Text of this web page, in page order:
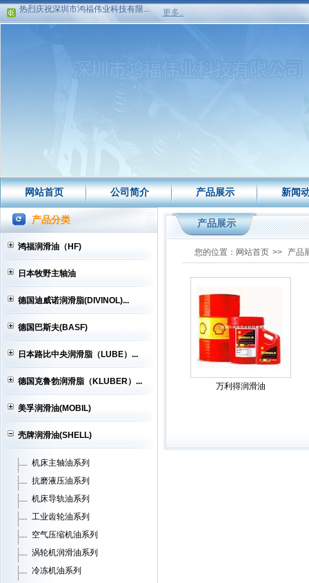
热烈庆祝深圳市鸿福伟业科技有限...
关于公司搬迁新地址
更多..
网站首页 公司简介 产品展示 新闻
产品分类
鸿福润滑油（HF)
日本牧野主轴油
德国迪威诺润滑脂(DIVINOL)...
德国巴斯夫(BASF)
日本路比中央润滑脂（LUBE）...
德国克鲁勃润滑脂（KLUBER）...
美孚润滑油(MOBIL)
壳牌润滑油(SHELL)
机床主轴油系列
抗磨液压油系列
机床导轨油系列
工业齿轮油系列
空气压缩机油系列
涡轮机润滑油系列
冷冻机油系列
产品展示
您的位置： 网站首页 >> 产品
万利得润滑油